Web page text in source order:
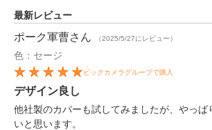
最新レビュー
ポーク軍曹さん （2025/5/27にレビュー）
色：セージ
ビックカメラグループで購入
デザイン良し
他社製のカバーも試してみましたが、やっぱ
いと思います。